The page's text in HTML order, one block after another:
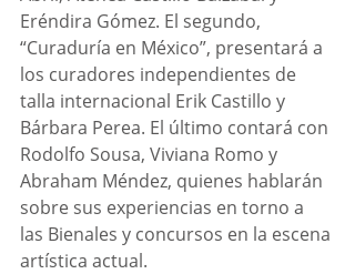
Eréndira Gómez. El segundo,
“Curaduría en México”, presentará a
los curadores independientes de
talla internacional Erik Castillo y
Bárbara Perea. El último contará con
Rodolfo Sousa, Viviana Romo y
Abraham Méndez, quienes hablarán
sobre sus experiencias en torno a
las Bienales y concursos en la escena
artística actual.